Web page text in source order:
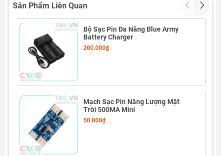
Sản Phẩm Liên Quan
Bộ Sạc Pin Đa Năng Blue Army
Battery Charger
200.000₫
Mạch Sạc Pin Năng Lượng Mặt
Trời 500MA Mini
50.000₫